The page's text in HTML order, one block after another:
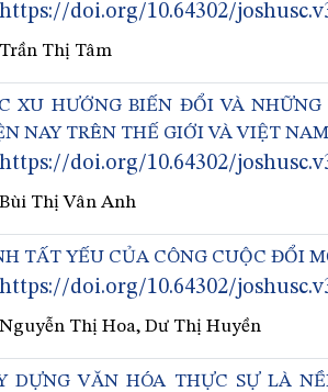
https://doi.org/10.64302/
Trần Thị Tâm
XU HƯỚNG BIẾN ĐỔI VÀ
NAY TRÊN THẾ GIỚI VÀ VIỆT NAM
https://doi.org/10.64302/
Bùi Thị Vân Anh
TẤT YẾU CỦA CÔNG CUỘC ĐỔI
https://doi.org/10.64302/
Nguyễn Thị Hoa, Dư Thị Huyền
DỰNG VĂN HÓA THỰC SỰ LÀ